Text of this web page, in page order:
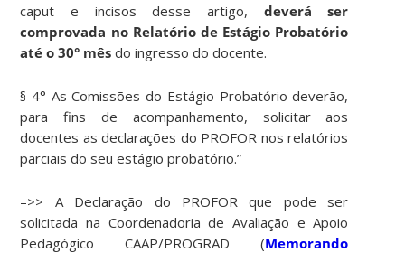
caput e incisos desse artigo, deverá ser
comprovada no Relatório de Estágio Probatório
até o 30° mês do ingresso do docente.
§ 4° As Comissões do Estágio Probatório deverão,
para fins de acompanhamento, solicitar aos
docentes as declarações do PROFOR nos relatórios
parciais do seu estágio probatório.”
–>> A Declaração do PROFOR que pode ser
solicitada na Coordenadoria de Avaliação e Apoio
Pedagógico CAAP/PROGRAD (Memorando